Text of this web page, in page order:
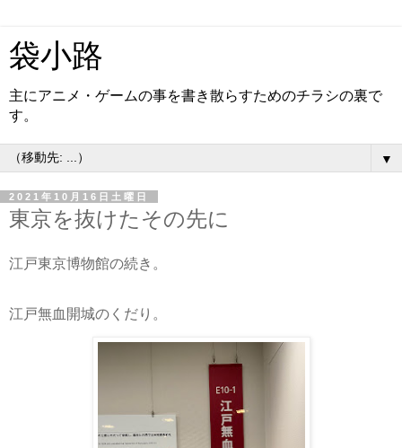
袋小路
主にアニメ・ゲームの事を書き散らすためのチラシの裏で
す。
▼
2021年10月16日土曜日
東京を抜けたその先に
江戸東京博物館の続き。
江戸無血開城のくだり。